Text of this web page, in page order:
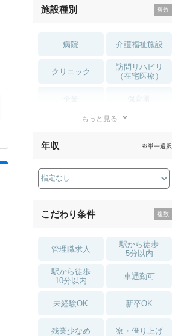
施設種別
病院 介護福祉施設
クリニック
訪問リハビリ
（在宅医療）
薬局・
もっと見る
年収 ※単一選択
こだわり条件
管理職求人
駅から徒歩
5分以内
駅から徒歩
10分以内
車通勤可
未経験OK 新卒OK
残業少なめ 寮・借り上げ